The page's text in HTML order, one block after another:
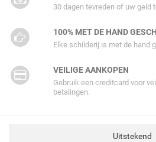
30 dagen tevreden of uw geld
100% MET DE HAND
Elke schilderij is met de hand
VEILIGE AANKOPEN
Gebruik een creditcard voor
betalingen.
Uitstekend